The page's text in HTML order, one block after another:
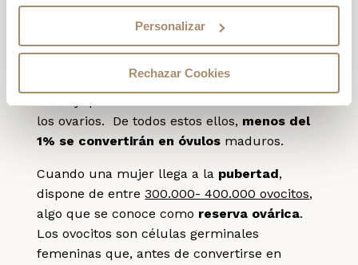
Personalizar
Rechazar Cookies
Se calcula que las mujeres nacemos con
2.000.000-3.000.000folículos ováricos. Los
celulares, de forma esférica, que rodean al
los ovarios. De todos estos ellos, menos del
1% se convertirán en óvulos maduros.
Cuando una mujer llega a la pubertad,
dispone de entre300.000- 400.000 ovocitos,
algo que se conoce como reserva ovárica.
Los ovocitos son células germinales
femeninas que, antes de convertirse en